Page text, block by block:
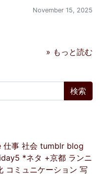
November 15, 2025
» もっと読む
仕事 社会 tumblr blog
*ネタ +京都 ランニ
コミュニケーション 写